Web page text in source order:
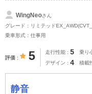
WingNeoさん
グレード：リミテッド
乗車形式：仕事用
評価 5 走行性能 5 乗り
デザイン 4 積載
静音